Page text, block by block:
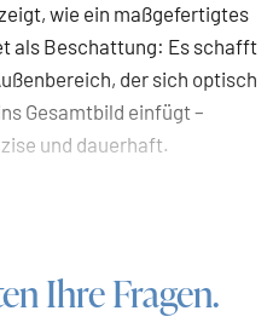
wie ein maßgefertigtes
als Beschattung: Es schafft
der sich optisch
Gesamtbild einfügt –
und dauerhaft.
Ihre Fragen.